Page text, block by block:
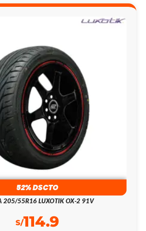
52% DSCTO
205/55R16 LUXOTIK OX-2 91V
S/114.9